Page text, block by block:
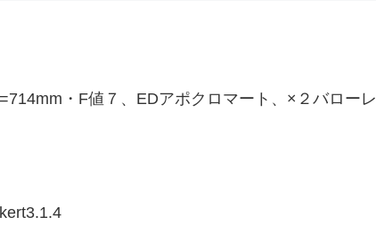
・F値７、EDアポクロマート、×２バローレ